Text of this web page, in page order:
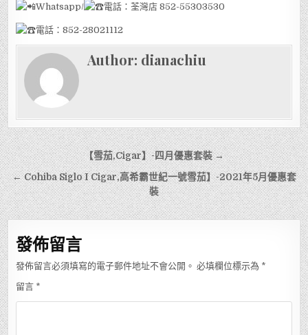
Whatsapp/ 電話：荃灣店 852-55303530
電話：852-28021112
Author: dianachiu
文
章
導
覽
【雪茄,Cigar】-四月優惠套裝 →
← Cohiba Siglo I Cigar,高希霸世紀一號雪茄】-2021年5月優惠套
裝
發佈留言
發佈留言必須填寫的電子郵件地址不會公開。 必填欄位標示為 *
留言 *